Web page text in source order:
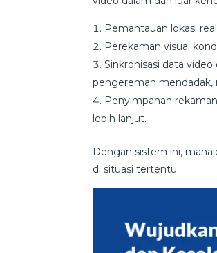
Pemantauan lokasi
Perekaman visual
Sinkronisasi data
pengereman mendadak,
Penyimpanan
lebih lanjut.
Dengan sistem ini,
di situasi tertentu.